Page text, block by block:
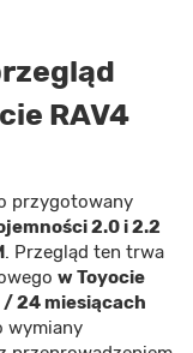
RAV4
przygotowany
2.0 i 2.2
. Przegląd ten trwa
w Toyocie
/ 24 miesiącach
wymiany